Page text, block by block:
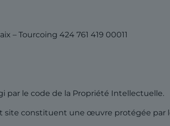
– Tourcoing 424 761 419 00011
par le code de la Propriété Intellectuelle.
site constituent une œuvre protégée par